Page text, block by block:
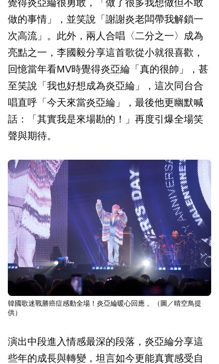
覺得炎亞綸很勇敢，「做了很多我想做但不敢
做的事情」，並笑說「謝謝炎老闆帶我解鎖一
次高流」。此外，兩人合唱〈二分之一〉成為
亮點之一，李國毅分享這首歌從小就很喜歡，
回憶當年看MV時覺得炎亞綸「真的很帥」，甚
至笑說「我也好想成為炎亞綸」，這次同台合
唱直呼「今天來當炎亞綸」，最後他更幽默喊
話：「其實我是來場勘的！」再度引爆全場笑
聲與期待。
韓國歌迷戰勝癌症感動全場！炎亞綸暖心回應 。（圖／晴空鳥提
供）
演出中段進入情感最深的段落，炎亞綸分享這
些年的成長與轉變，坦言如今更能真實感受自